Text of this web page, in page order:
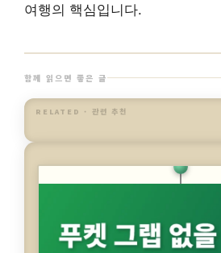
여행의 핵심입니다.
함께 읽으면 좋은 글
RELATED · 관련 추천